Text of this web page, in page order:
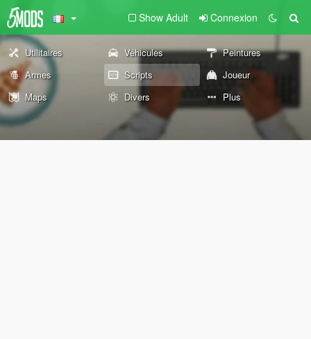
Show Adult Connexion
Utilitaires Véhicules
Peintures
Armes
Scripts
Joueur
Maps
Divers Plus